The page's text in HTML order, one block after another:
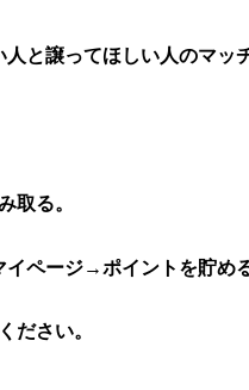
と譲ってほしい人のマッ
み取る。
イページ→ポイントを貯め
ださい。